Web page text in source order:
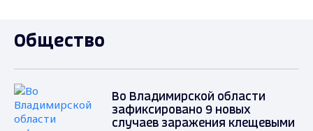
Общество
Во Владимирской области
зафиксировано 9 новых
случаев заражения клещевыми